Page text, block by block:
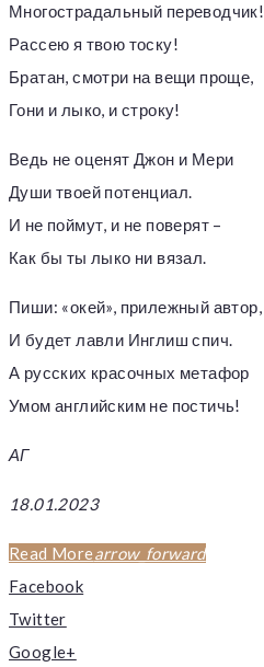
Многострадальный переводчик!
Рассею я твою тоску!
Братан, смотри на вещи проще,
Гони и лыко, и строку!
Ведь не оценят Джон и Мери
Души твоей потенциал.
И не поймут, и не поверят –
Как бы ты лыко ни вязал.
Пиши: «окей», прилежный автор,
И будет лавли Инглиш спич.
А русских красочных метафор
Умом английским не постичь!
АГ
18.01.2023
Read Morearrow_forward
Facebook
Twitter
Google+